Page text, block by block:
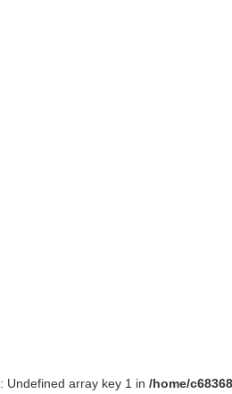
: Undefined array key 1 in /home/